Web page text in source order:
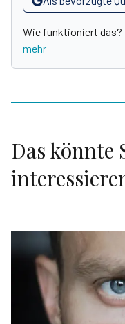
Wie funktioniert das?
mehr
Das könnte